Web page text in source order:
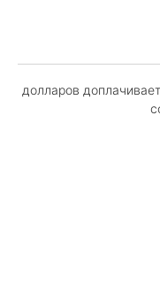
долларов